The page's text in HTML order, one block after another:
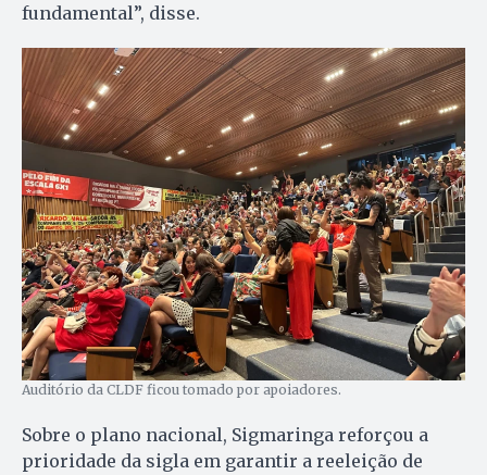
fundamental”, disse.
Auditório da CLDF ficou tomado por apoiadores.
Sobre o plano nacional, Sigmaringa reforçou a
prioridade da sigla em garantir a reeleição de